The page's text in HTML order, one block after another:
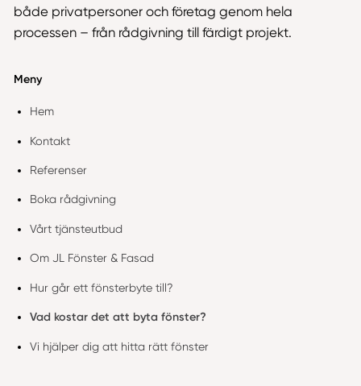
både privatpersoner och företag genom hela
processen – från rådgivning till färdigt projekt.
Meny
Hem
Kontakt
Referenser
Boka rådgivning
Vårt tjänsteutbud
Om JL Fönster & Fasad
Hur går ett fönsterbyte till?
Vad kostar det att byta fönster?
Vi hjälper dig att hitta rätt fönster